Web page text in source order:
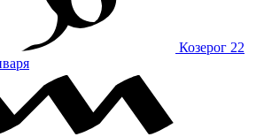
Козерог 22